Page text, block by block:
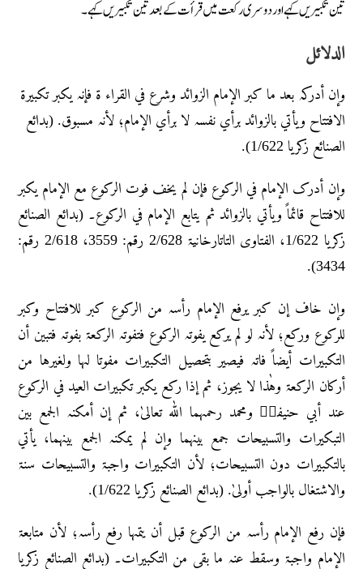
تین تکبیریں کہے اور دوسری رکعت میں قرأت کے بعدتین تکبیریں کہے۔
الدلائل
وإن أدرکہ بعد ما کبر الإمام الزوائد وشرع في القراء ۃ فإنہ یکبر تکبیرۃ
الافتتاح ویأتي بالزوائد برأي نفسہ لا برأي الإمام؛ لأنہ مسبوق. (بدائع
الصنائع زکریا 1/622).
وإن أدرک الإمام في الرکوع فإن لم یخف فوت الرکوع مع الإمام یکبر
للافتتاح قائماً ویأتي بالزوائد ثم یتابع الإمام في الرکوع۔ (بدائع الصنائع
زکریا 1/622، الفتاوی التاتارخانیۃ 2/628 رقم: 3559، 2/618 رقم:
3434).
وإن خاف إن کبر یرفع الإمام رأسہ من الرکوع کبر للافتتاح وکبر
للرکوع ورکع؛ لأنہ لو لم یرکع یفوتہ الرکوع فتفوتہ الرکعۃ بفوتہ فتبین أن
التکبیرات أیضاً فاتہ فیصیر بتحصیل التکبیرات مفوتا لہا ولغیرہا من
أرکان الرکعۃ وہٰذا لا یجوز، ثم إذا رکع یکبر تکبیرات العید في الرکوع
عند أبي حنیفۃؒ ومحمد رحمہما اللّٰہ تعالیٰ، ثم إن أمکنہ الجمع بین
التبکیرات والتسبیحات جمع بینہما وإن لم یمکنہ الجمع بینہما، یأتي
بالتکبیرات دون التسبیحات؛ لأن التکبیرات واجبۃ والتسبیحات سنۃ
والاشتغال بالواجب أولیٰ. (بدائع الصنائع زکریا 1/622).
فإن رفع الإمام رأسہ من الرکوع قبل أن یتمہا رفع رأسہ؛ لأن متابعۃ
الإمام واجبۃ وسقط عنہ ما بقي من التکبیرات۔ (بدائع الصنائع زکریا